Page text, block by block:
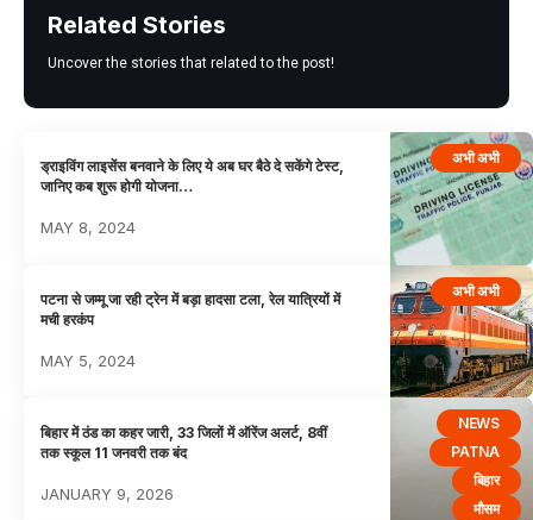
Related Stories
Uncover the stories that related to the post!
अभी अभी
ड्राइविंग लाइसेंस बनवाने के लिए ये अब घर बैठे दे सकेंगे टेस्ट,
जानिए कब शुरू होगी योजना…
MAY 8, 2024
अभी अभी
पटना से जम्मू जा रही ट्रेन में बड़ा हादसा टला, रेल यात्रियों में
मची हरकंप
MAY 5, 2024
NEWS
PATNA
बिहार
मौसम
बिहार में ठंड का कहर जारी, 33 जिलों में ऑरेंज अलर्ट, 8वीं
तक स्कूल 11 जनवरी तक बंद
JANUARY 9, 2026